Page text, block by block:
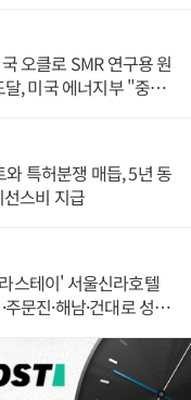
오클로 SMR 연구용 원
, 미국 에너지부 "중요
특허분쟁 매듭, 5년 동
스비 지급
스테이' 서울신라호텔
문진·해남·건대로 성